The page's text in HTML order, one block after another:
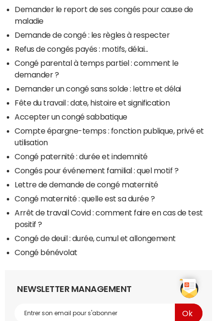
Demander le report de ses congés pour cause de
maladie
Demande de congé : les règles à respecter
Refus de congés payés : motifs, délai...
Congé parental à temps partiel : comment le
demander ?
Demander un congé sans solde : lettre et délai
Fête du travail : date, histoire et signification
Accepter un congé sabbatique
Compte épargne-temps : fonction publique, privé et
utilisation
Congé paternité : durée et indemnité
Congés pour événement familial : quel motif ?
Lettre de demande de congé maternité
Congé maternité : quelle est sa durée ?
Arrêt de travail Covid : comment faire en cas de test
positif ?
Congé de deuil : durée, cumul et allongement
Congé bénévolat
NEWSLETTER MANAGEMENT